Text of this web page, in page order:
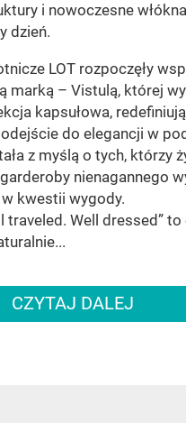
i nowoczesne
dzień.
LOT rozpoczęły
marką – Vistulą, której
kapsułowa,
do elegancji w
z myślą o tych, którzy
nienagannego
kwestii wygody.
traveled. Well dressed”
CZYTAJ DALEJ